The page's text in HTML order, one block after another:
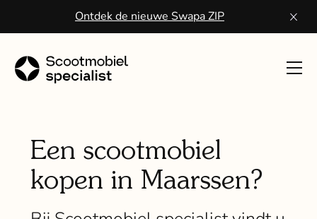
Ontdek de nieuwe Swapa ZIP
Een scootmobiel
kopen in Maarssen?